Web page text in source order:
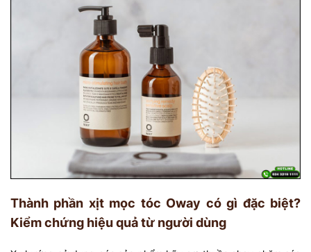
Thành phần xịt mọc tóc Oway có gì đặc biệt?
Kiểm chứng hiệu quả từ người dùng